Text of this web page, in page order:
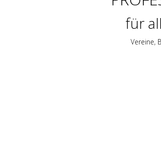
für
Vereine,